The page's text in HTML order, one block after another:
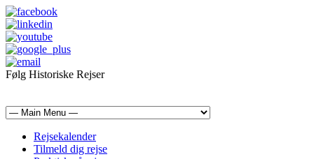
Følg Historiske Rejser
Rejsekalender
Tilmeld dig rejse